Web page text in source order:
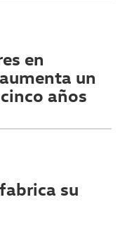
en
un
años
su